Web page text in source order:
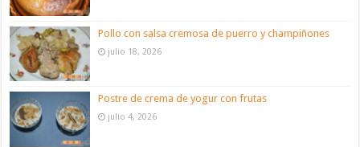
Pollo con salsa cremosa de puerro y champiñones
julio 18, 2026
Postre de crema de yogur con frutas
julio 4, 2026